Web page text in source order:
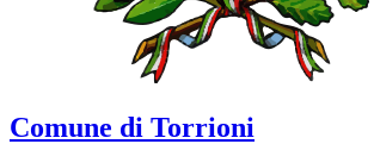
Comune di Torrioni